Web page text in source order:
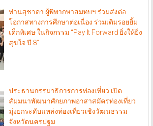
ท่านสุชาดา ผู้พิพากษาสมทบฯ ร่วมส่งต่อ
โอกาสทางการศึกษาต่อเนื่อง ร่วมเติมรอยยิ้ม
เด็กพิเศษ ในกิจกรรม “Pay It Forward ยิ่งให้ยิ่ง
สุขใจ ปี 8”
ประธานกรรมาธิการการท่องเที่ยว เปิด
สัมมนาพัฒนาศักยภาพอาสาสมัครท่องเที่ยว
มุ่งยกระดับแหล่งท่องเที่ยวเชิงวัฒนธรรม
จังหวัดนครปฐม